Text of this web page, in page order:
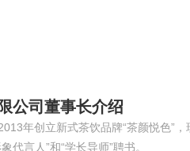
公司董事长介绍
年创立新式茶饮品牌“茶颜悦色”
言人”和“学长导师”聘书。